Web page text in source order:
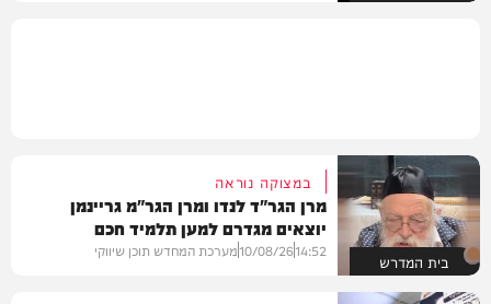
בית המדרש
במצוקה נוראה
מרן הגר"ד לנדו ומרן הגר"מ גריינמן
יוצאים מגדרם למען תלמיד חכם
14:52
10/08/26מערכת המחדש תוכן שיווקי